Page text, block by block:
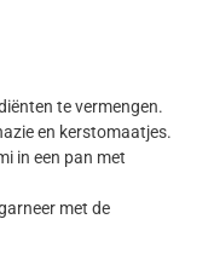
te vermengen.
en kerstomaatjes.
in een pan met
met de